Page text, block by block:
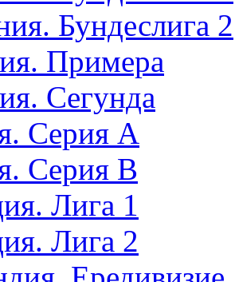
Бундеслига 2
Примера
Сегунда
Серия А
Серия B
Лига 1
Лига 2